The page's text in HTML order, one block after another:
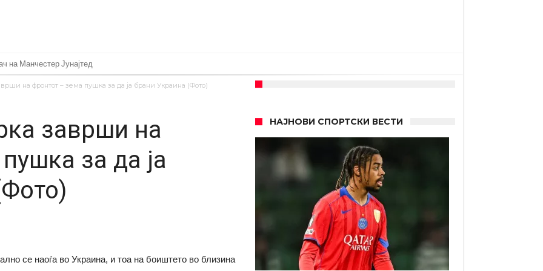
на Манчестер Јунајтед
остане во Милан
Гимарејш заминува
на праг на Лондон!
Влаховиќ!
својот млад талент во Серија “А”
на фронтот – зема пушка за да ја брани Украина (Фото)
заврши на
за да ја
се наоѓа во Украина, и тоа на боиштето во близина
НАЈНОВИ СПОРТСКИ ВЕСТИ